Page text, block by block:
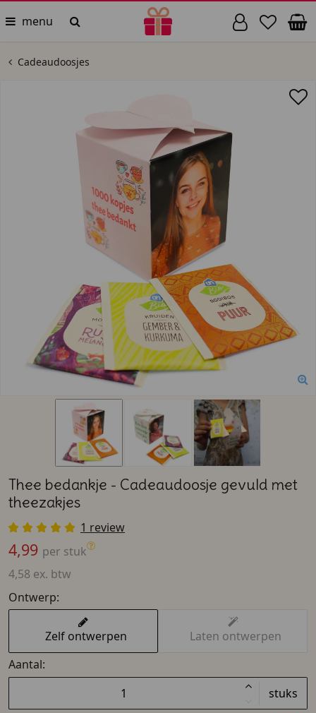
menu
Cadeaudoosjes
Thee bedankje - Cadeaudoosje gevuld met
theezakjes
1 review
4,99 per stuk
4,58 ex. btw
Ontwerp:
Zelf ontwerpen
Laten ontwerpen
Aantal:
stuks